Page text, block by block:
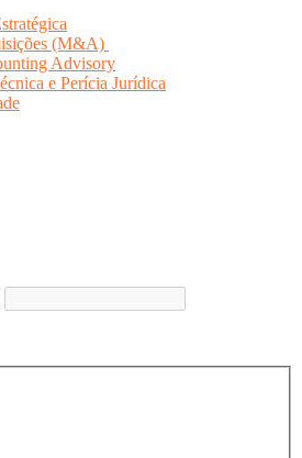
(M&A)
Advisory
e Perícia Jurídica